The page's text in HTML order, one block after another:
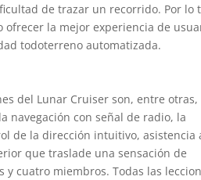
de trazar un recorrido. Por lo
la mejor experiencia de
todoterreno automatizada.
del Lunar Cruiser son, entre otras,
navegación con señal de radio, la
de la dirección intuitivo, asistencia
que traslade una sensación de
cuatro miembros. Todas las